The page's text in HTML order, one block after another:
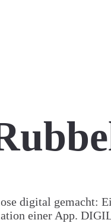
digital gemacht:
einer App.